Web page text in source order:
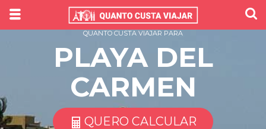
QUANTO CUSTA VIAJAR PARA
PLAYA DEL
CARMEN
QUERO CALCULAR